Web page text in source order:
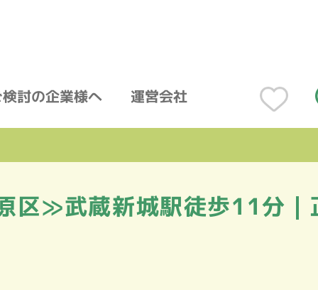
討の企業様へ 運営会社
区≫武蔵新城駅徒歩11分｜